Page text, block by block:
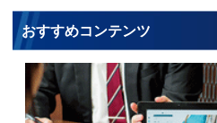
おすすめコンテンツ